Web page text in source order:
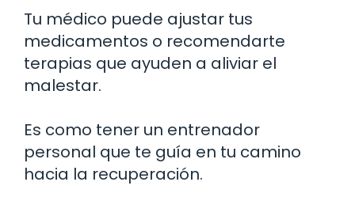
Tu médico puede ajustar tus
medicamentos o recomendarte
terapias que ayuden a aliviar el
malestar.
Es como tener un entrenador
personal que te guía en tu camino
hacia la recuperación.